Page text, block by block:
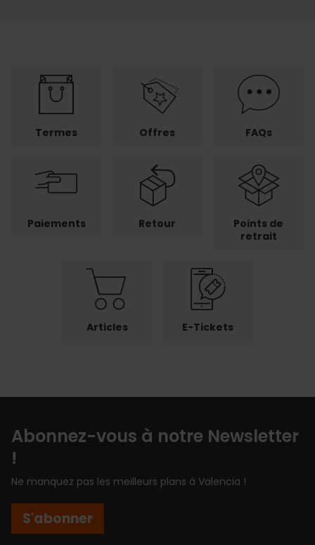
Termes Offres FAQs
Paiements Retour
Points de
retrait
Articles E-Tickets
Abonnez-vous à notre Newsletter
!
Ne manquez pas les meilleurs plans à Valencia !
S'abonner